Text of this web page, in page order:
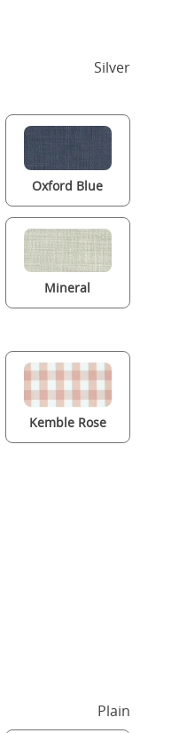
with Juno mattress
Silver
Oxford Blue
Mineral
Kemble Rose
Plain